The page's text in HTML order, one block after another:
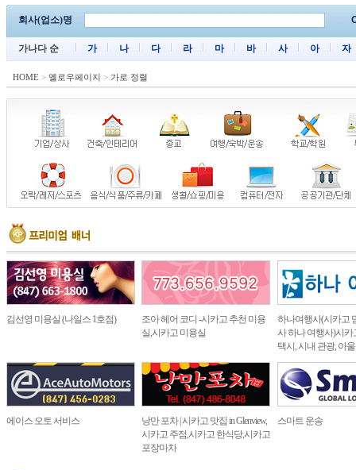
회사(업소)명
가나다 순 가 나 다 라 마 바 사 아 자
HOME > 옐로우페이지 > 가로 정렬
김선영 미용실 (나일스 1호점)
조아 헤어 코디 -시카고 추천 미용
실,시카고 미용실
하나여행사(시카고
사 하나 여행사)시카
택시, 시내 관광, 아
에이스 오토 서비스
낭만 포차 | 시카고 맛집 in Glenview,
시카고 주점,시카고 한식당,시카고
포장마차
스마트 운송